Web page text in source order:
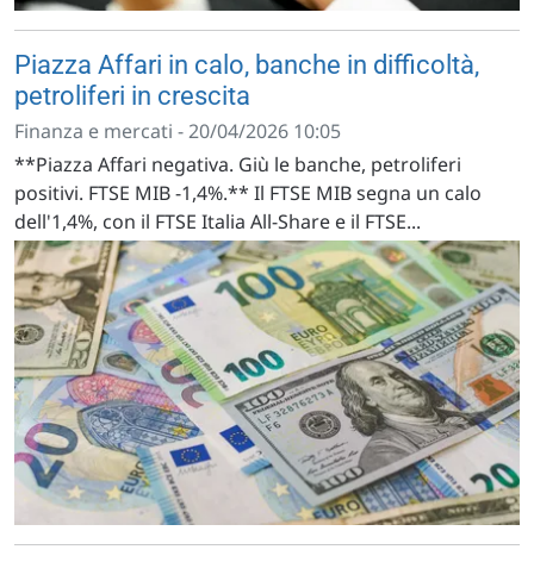
Piazza Affari in calo, banche in difficoltà,
petroliferi in crescita
Finanza e mercati - 20/04/2026 10:05
**Piazza Affari negativa. Giù le banche, petroliferi
positivi. FTSE MIB -1,4%.** Il FTSE MIB segna un calo
dell'1,4%, con il FTSE Italia All-Share e il FTSE...